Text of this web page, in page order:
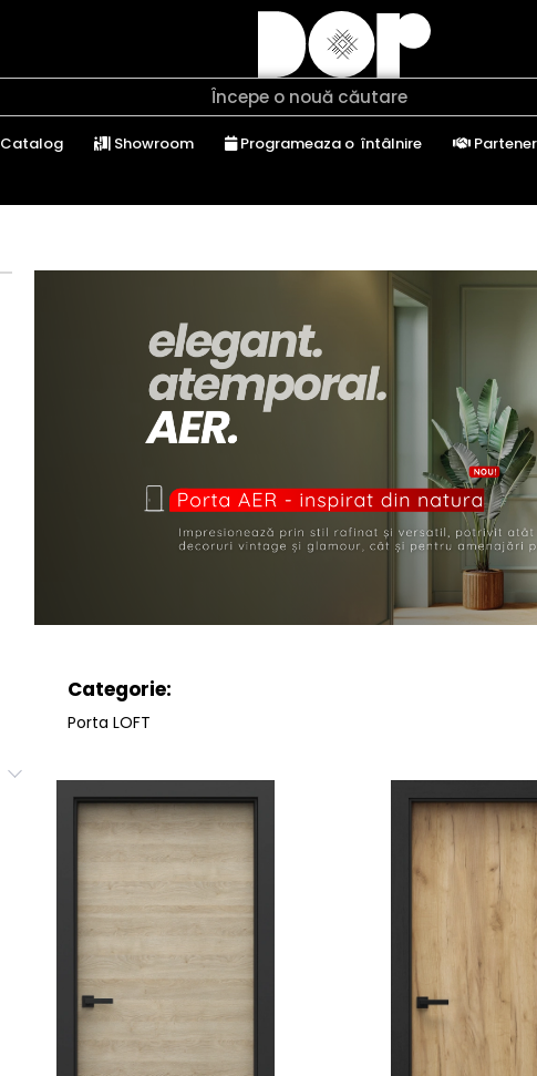
Catalog Showroom Programeaza o întâlnire
Categorie:
Porta LOFT